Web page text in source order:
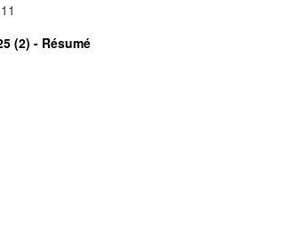
(2) - Résumé